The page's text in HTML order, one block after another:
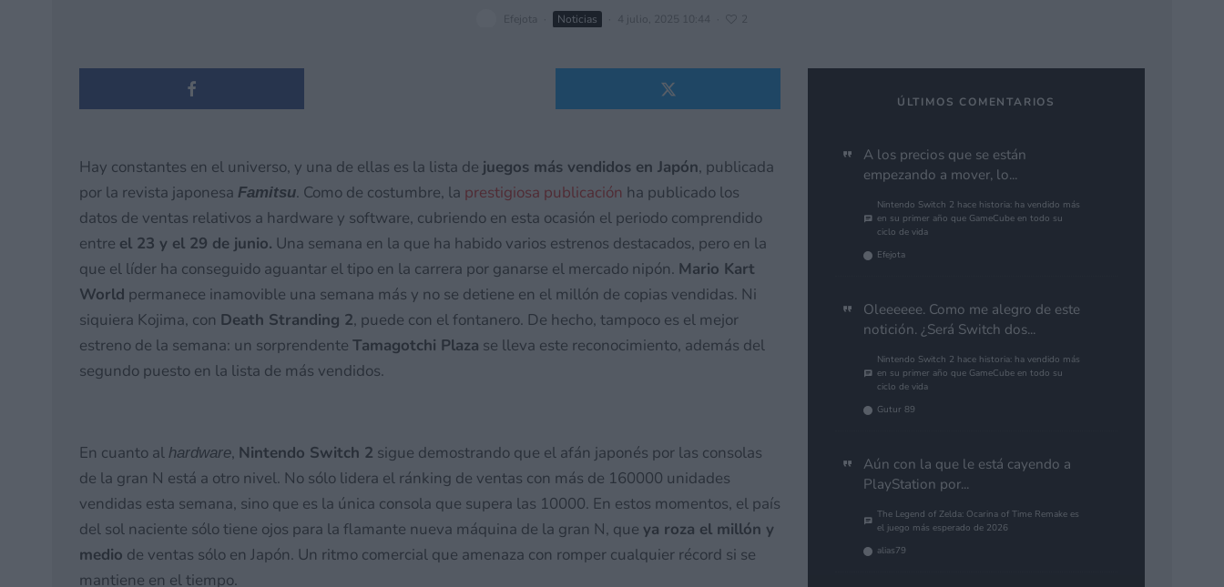
Efejota Noticias 4 julio, 2025 10:44 2
Hay constantes en el universo, y una de ellas es la lista de juegos más vendidos en Japón, publicada
por la revista japonesa Famitsu. Como de costumbre, la prestigiosa publicación ha publicado los
datos de ventas relativos a hardware y software, cubriendo en esta ocasión el periodo comprendido
entre el 23 y el 29 de junio. Una semana en la que ha habido varios estrenos destacados, pero en la
que el líder ha conseguido aguantar el tipo en la carrera por ganarse el mercado nipón. Mario Kart
World permanece inamovible una semana más y no se detiene en el millón de copias vendidas. Ni
siquiera Kojima, con Death Stranding 2, puede con el fontanero. De hecho, tampoco es el mejor
estreno de la semana: un sorprendente Tamagotchi Plaza se lleva este reconocimiento, además del
segundo puesto en la lista de más vendidos.
En cuanto al hardware, Nintendo Switch 2 sigue demostrando que el afán japonés por las consolas
de la gran N está a otro nivel. No sólo lidera el ránking de ventas con más de 160000 unidades
vendidas esta semana, sino que es la única consola que supera las 10000. En estos momentos, el país
del sol naciente sólo tiene ojos para la flamante nueva máquina de la gran N, que ya roza el millón y
medio de ventas sólo en Japón. Un ritmo comercial que amenaza con romper cualquier récord si se
mantiene en el tiempo.
ÚLTIMOS COMENTARIOS
A los precios que se están
empezando a mover, lo...
Nintendo Switch 2 hace historia: ha vendido más
en su primer año que GameCube en todo su
ciclo de vida
Efejota
Oleeeeee. Como me alegro de este
notición. ¿Será Switch dos...
Nintendo Switch 2 hace historia: ha vendido más
en su primer año que GameCube en todo su
ciclo de vida
Gutur 89
Aún con la que le está cayendo a
PlayStation por...
The Legend of Zelda: Ocarina of Time Remake es
el juego más esperado de 2026
alias79